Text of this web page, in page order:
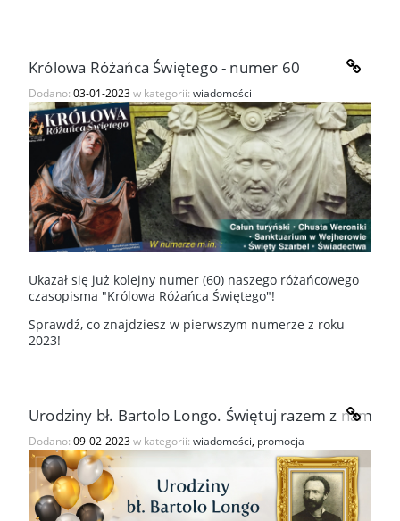
Królowa Różańca Świętego - numer 60
Dodano: 03-01-2023w kategorii: wiadomości
Ukazał się już kolejny numer (60) naszego różańcowego
czasopisma "Królowa Różańca Świętego"!
Sprawdź, co znajdziesz w pierwszym numerze z roku
2023!
Urodziny bł. Bartolo Longo. Świętuj razem z nami!
Dodano: 09-02-2023w kategorii: wiadomości, promocja